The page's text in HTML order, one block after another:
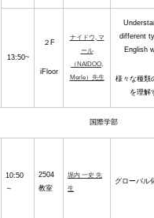
13:50~
２F
iFloor
ナイドウ, マ
ール
（NAIDOO,
Merle）先生
different
English
様々な種類
を理解
国際学部
10:50
～
2504
教室
堀内 一史 先
生
グローバル